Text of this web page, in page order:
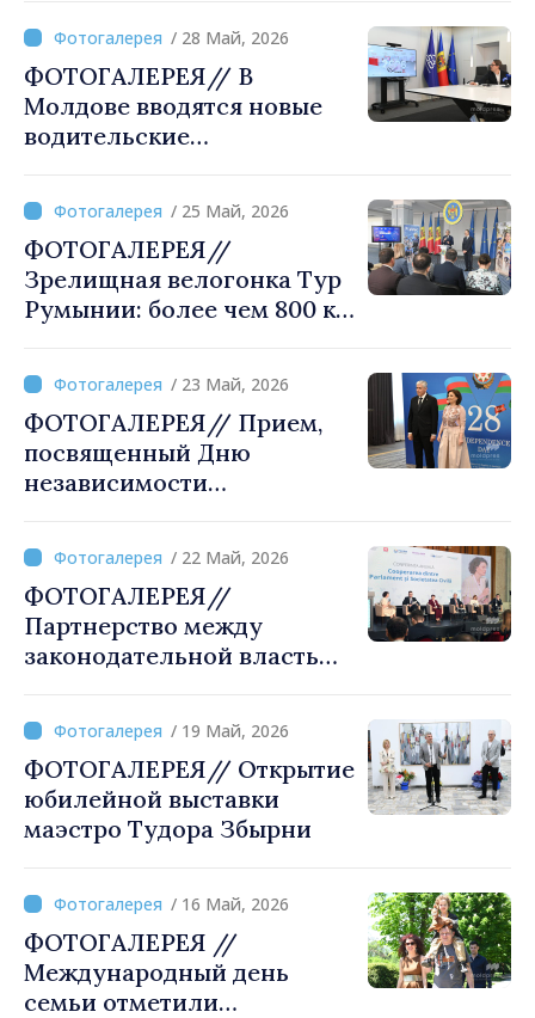
примэрии. Развитые
населенные пункты».
Специальный гость –
исполняющий обязанности
премьер-министра
/ 28 Май, 2026
ФОТОГАЛЕРЕЯ// В
Молдове вводятся новые
водительские
/ 25 Май, 2026
ФОТОГАЛЕРЕЯ//
Зрелищная велогонка Тур
Румынии: более чем 800 км
Бухарест
/ 23 Май, 2026
ФОТОГАЛЕРЕЯ// Прием,
посвященный Дню
независимости
МОЛДПРЕС
/ 22 Май, 2026
ФОТОГАЛЕРЕЯ//
Партнерство между
законодательной властью
подтверждено на
ежегодной конференции в
Кишиневе
/ 19 Май, 2026
ФОТОГАЛЕРЕЯ// Открытие
юбилейной выставки
маэстро Тудора Збырни
/ 16 Май, 2026
ФОТОГАЛЕРЕЯ //
Международный день
семьи отметили